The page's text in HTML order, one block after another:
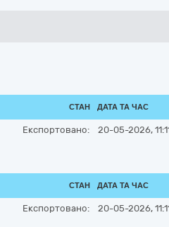
СТАН ДАТА ТА ЧАС
Експортовано: 20-05-2026,
СТАН ДАТА ТА ЧАС
Експортовано: 20-05-2026,